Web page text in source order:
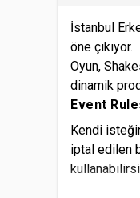
İstanbul
öne çıkıyor.
Oyun,
dinamik
Event
Kendi
iptal edilen